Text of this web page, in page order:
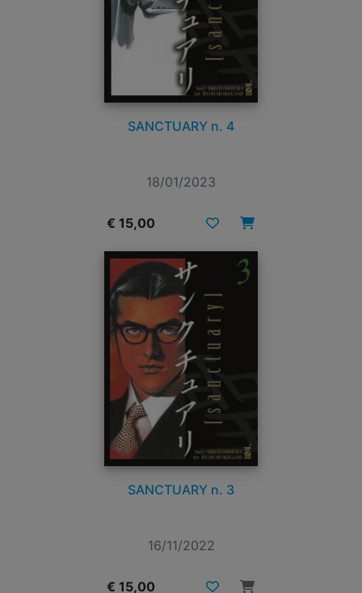
SANCTUARY n. 4
18/01/2023
€ 15,00
SANCTUARY n. 3
16/11/2022
€ 15,00